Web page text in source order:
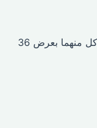
العرض الإجمالي (2 باب، كل منهما بعرض 36